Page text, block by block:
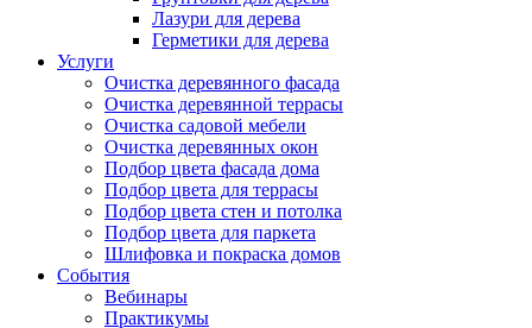
Лазури для дерева
Герметики для дерева
Услуги
Очистка деревянного фасада
Очистка деревянной террасы
Очистка садовой мебели
Очистка деревянных окон
Подбор цвета фасада дома
Подбор цвета для террасы
Подбор цвета стен и потолка
Подбор цвета для паркета
Шлифовка и покраска домов
События
Вебинары
Практикумы